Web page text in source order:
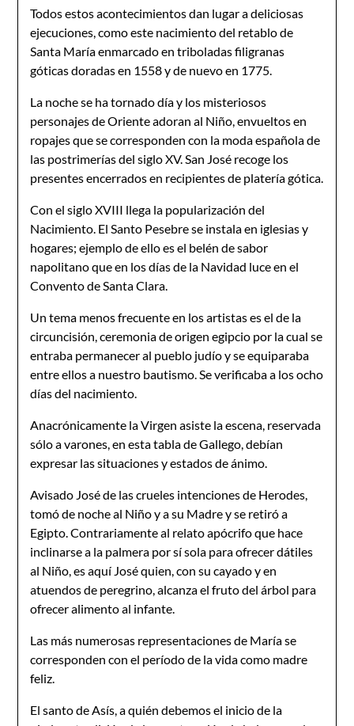
Todos estos acontecimientos dan lugar a deliciosas
ejecuciones, como este nacimiento del retablo de
Santa María enmarcado en triboladas filigranas
góticas doradas en 1558 y de nuevo en 1775.
La noche se ha tornado día y los misteriosos
personajes de Oriente adoran al Niño, envueltos en
ropajes que se corresponden con la moda española de
las postrimerías del siglo XV. San José recoge los
presentes encerrados en recipientes de platería gótica.
Con el siglo XVIII llega la popularización del
Nacimiento. El Santo Pesebre se instala en iglesias y
hogares; ejemplo de ello es el belén de sabor
napolitano que en los días de la Navidad luce en el
Convento de Santa Clara.
Un tema menos frecuente en los artistas es el de la
circuncisión, ceremonia de origen egipcio por la cual se
entraba permanecer al pueblo judío y se equiparaba
entre ellos a nuestro bautismo. Se verificaba a los ocho
días del nacimiento.
Anacrónicamente la Virgen asiste la escena, reservada
sólo a varones, en esta tabla de Gallego, debían
expresar las situaciones y estados de ánimo.
Avisado José de las crueles intenciones de Herodes,
tomó de noche al Niño y a su Madre y se retiró a
Egipto. Contrariamente al relato apócrifo que hace
inclinarse a la palmera por sí sola para ofrecer dátiles
al Niño, es aquí José quien, con su cayado y en
atuendos de peregrino, alcanza el fruto del árbol para
ofrecer alimento al infante.
Las más numerosas representaciones de María se
corresponden con el período de la vida como madre
feliz.
El santo de Asís, a quién debemos el inicio de la